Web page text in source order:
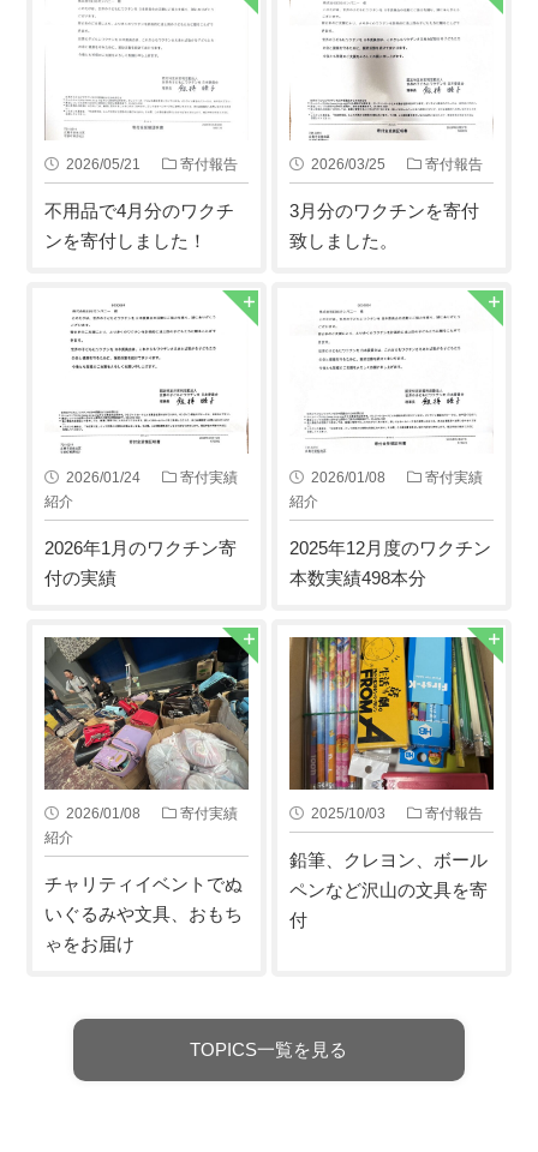
2026/05/21 寄付報告
不用品で4月分のワクチ
ンを寄付しました！
2026/03/25 寄付報告
3月分のワクチンを寄付
致しました。
2026/01/24
寄付実績
紹介
2026年1月のワクチン寄
付の実績
2026/01/08
寄付実績
紹介
2025年12月度のワクチン
本数実績498本分
2026/01/08
寄付実績
紹介
チャリティイベントでぬ
いぐるみや文具、おもち
ゃをお届け
2025/10/03 寄付報告
鉛筆、クレヨン、ボール
ペンなど沢山の文具を寄
付
TOPICS一覧を見る